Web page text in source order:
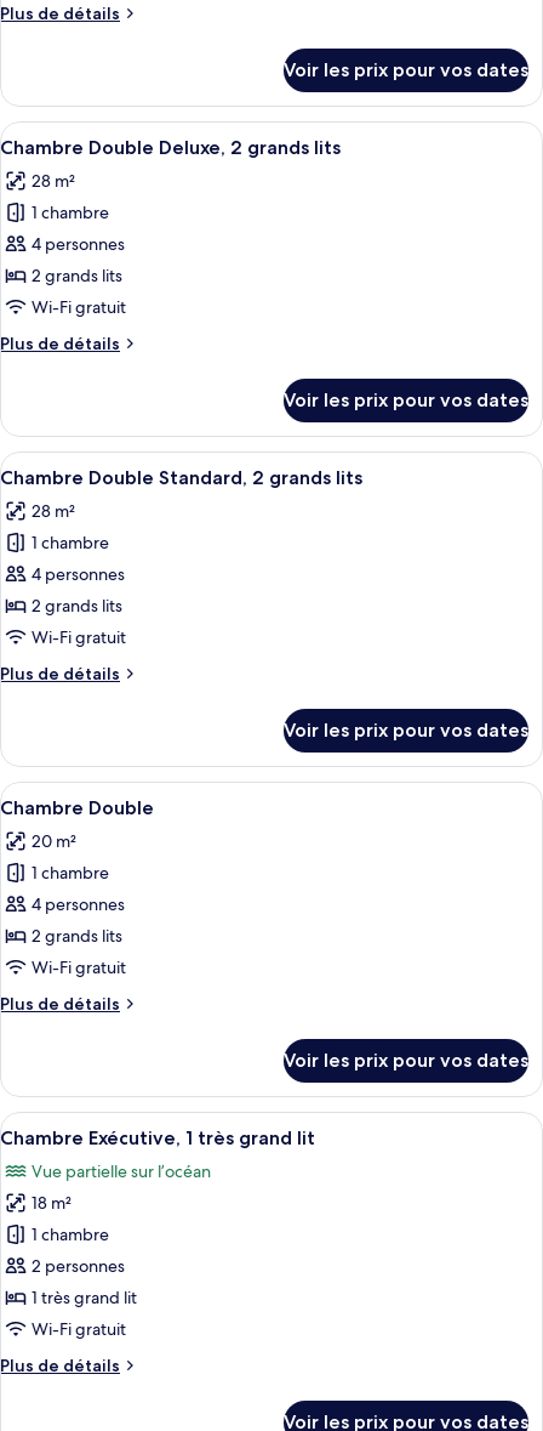
chambre :
grand
lit
Plus de détails
Plus
le
type
de
Chambre
Standard,
grand
lit
Voir les prix pour vos dates
Afficher
toutes
les
photos
pour
ce
type
chambre :
Deluxe,
2
grands
lits
Une chambre d’hôtel avec deux lits,
5
Chambre Double Deluxe, 2 grands lits
28 m²
1 chambre
4 personnes
2 grands lits
Wi-Fi gratuit
Plus de détails
Plus
le
type
de
Chambre
Double
Deluxe,
2
grands
lits
Voir les prix pour vos dates
Afficher
toutes
les
photos
pour
ce
type
chambre :
Standard,
2
grands
lits
Une chambre d’hôtel avec deux lits,
1
Chambre Double Standard, 2 grands lits
28 m²
1 chambre
4 personnes
2 grands lits
Wi-Fi gratuit
Plus de détails
Plus
le
type
de
Chambre
Double
Standard,
2
grands
lits
Voir les prix pour vos dates
Afficher
toutes
les
photos
pour
ce
type
chambre :
Une petite pièce moderne avec un
5
Chambre Double
20 m²
1 chambre
4 personnes
2 grands lits
Wi-Fi gratuit
Plus de détails
Plus
le
type
de
Chambre
Double
Voir les prix pour vos dates
Afficher
toutes
les
photos
pour
ce
type
de
chambre :
Chambre
Une salle de bain moderne avec
1
Chambre Exécutive, 1 très grand lit
Vue partielle sur l’océan
18 m²
1 chambre
2 personnes
1 très grand lit
Wi-Fi gratuit
Plus de détails
Plus
Voir les prix pour vos dates